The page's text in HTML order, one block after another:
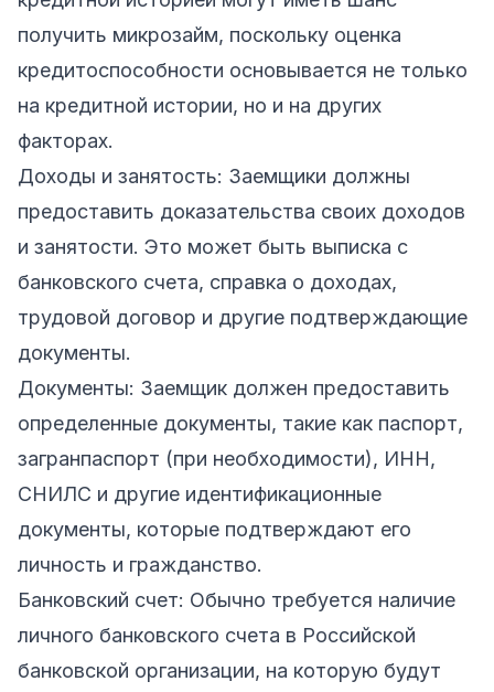
получить микрозайм, поскольку оценка
кредитоспособности основывается не только
на кредитной истории, но и на других
факторах.
Доходы и занятость: Заемщики должны
предоставить доказательства своих доходов
и занятости. Это может быть выписка с
банковского счета, справка о доходах,
трудовой договор и другие подтверждающие
документы.
Документы: Заемщик должен предоставить
определенные документы, такие как паспорт,
загранпаспорт (при необходимости), ИНН,
СНИЛС и другие идентификационные
документы, которые подтверждают его
личность и гражданство.
Банковский счет: Обычно требуется наличие
личного банковского счета в Российской
банковской организации, на которую будут